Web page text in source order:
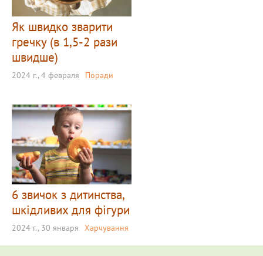
Як швидко зварити
гречку (в 1,5-2 рази
швидше)
2024 г., 4 февраля Поради
6 звичок з дитинства,
шкідливих для фігури
2024 г., 30 января Харчування